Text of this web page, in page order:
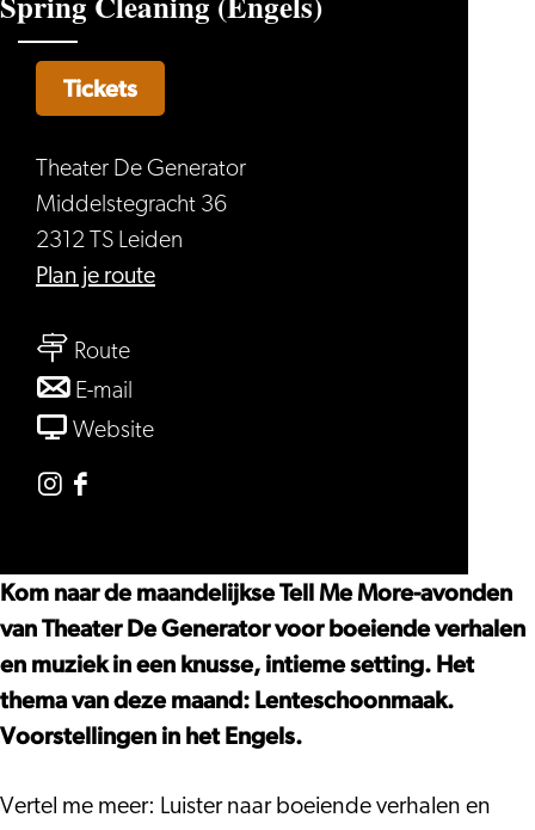
Theater De Generator
Middelstegracht 36
2312 TS Leiden
Plan je routenaar
Routenaar
Tell
Me
Cleaning
(Engels)
E-mail
Tell
Spring
Cleaning
(Engels)
Websitevan
Storytelling
Evening:
Spring
Cleaning
(Engels)
Instagram
Me
More
Storytelling
Evening:
Spring
Cleaning
Facebook
Me
More
Storytelling
Evening:
Spring
Cleaning
Tickets
Kom naar de maandelijkse Tell Me More-avonden
van Theater De Generator voor boeiende verhalen
en muziek in een knusse, intieme setting. Het
thema van deze maand: Lenteschoonmaak.
Voorstellingen in het Engels.
Vertel me meer: Luister naar boeiende verhalen en